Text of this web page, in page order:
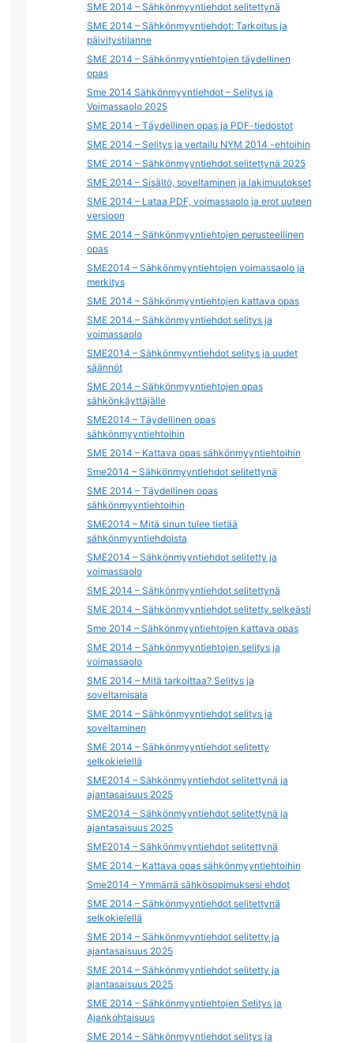
SME 2014 – Sähkönmyyntiehdot selitettynä
SME 2014 – Sähkönmyyntiehdot: Tarkoitus ja
päivitystilanne
SME 2014 – Sähkönmyyntiehtojen täydellinen
opas
Sme 2014 Sähkönmyyntiehdot – Selitys ja
Voimassaolo 2025
SME 2014 – Täydellinen opas ja PDF-tiedostot
SME 2014 – Selitys ja vertailu NYM 2014 -ehtoihin
SME 2014 – Sähkönmyyntiehdot selitettynä 2025
SME 2014 – Sisältö, soveltaminen ja lakimuutokset
SME 2014 – Lataa PDF, voimassaolo ja erot uuteen
versioon
SME 2014 – Sähkönmyyntiehtojen perusteellinen
opas
SME2014 – Sähkönmyyntiehtojen voimassaolo ja
merkitys
SME 2014 – Sähkönmyyntiehtojen kattava opas
SME 2014 – Sähkönmyyntiehdot selitys ja
voimassaolo
SME2014 – Sähkönmyyntiehdot selitys ja uudet
säännöt
SME 2014 – Sähkönmyyntiehtojen opas
sähkönkäyttäjälle
SME2014 – Täydellinen opas
sähkönmyyntiehtoihin
SME 2014 – Kattava opas sähkönmyyntiehtoihin
Sme2014 – Sähkönmyyntiehdot selitettynä
SME 2014 – Täydellinen opas
sähkönmyyntiehtoihin
SME2014 – Mitä sinun tulee tietää
sähkönmyyntiehdoista
SME2014 – Sähkönmyyntiehdot selitetty ja
voimassaolo
SME 2014 – Sähkönmyyntiehdot selitettynä
SME 2014 – Sähkönmyyntiehdot selitetty selkeästi
Sme 2014 – Sähkönmyyntiehtojen kattava opas
SME 2014 – Sähkönmyyntiehtojen selitys ja
voimassaolo
SME 2014 – Mitä tarkoittaa? Selitys ja
soveltamisala
SME 2014 – Sähkönmyyntiehdot selitys ja
soveltaminen
SME 2014 – Sähkönmyyntiehdot selitetty
selkokielellä
SME2014 – Sähkönmyyntiehdot selitettynä ja
ajantasaisuus 2025
SME2014 – Sähkönmyyntiehdot selitettynä ja
ajantasaisuus 2025
SME2014 – Sähkönmyyntiehdot selitettynä
SME 2014 – Kattava opas sähkönmyyntiehtoihin
Sme2014 – Ymmärrä sähkösopimuksesi ehdot
SME 2014 – Sähkönmyyntiehdot selitettynä
selkokielellä
SME 2014 – Sähkönmyyntiehdot selitetty ja
ajantasaisuus 2025
SME 2014 – Sähkönmyyntiehdot selitetty ja
ajantasaisuus 2025
SME 2014 – Sähkönmyyntiehtojen Selitys ja
Ajankohtaisuus
SME 2014 – Sähkönmyyntiehdot selitys ja